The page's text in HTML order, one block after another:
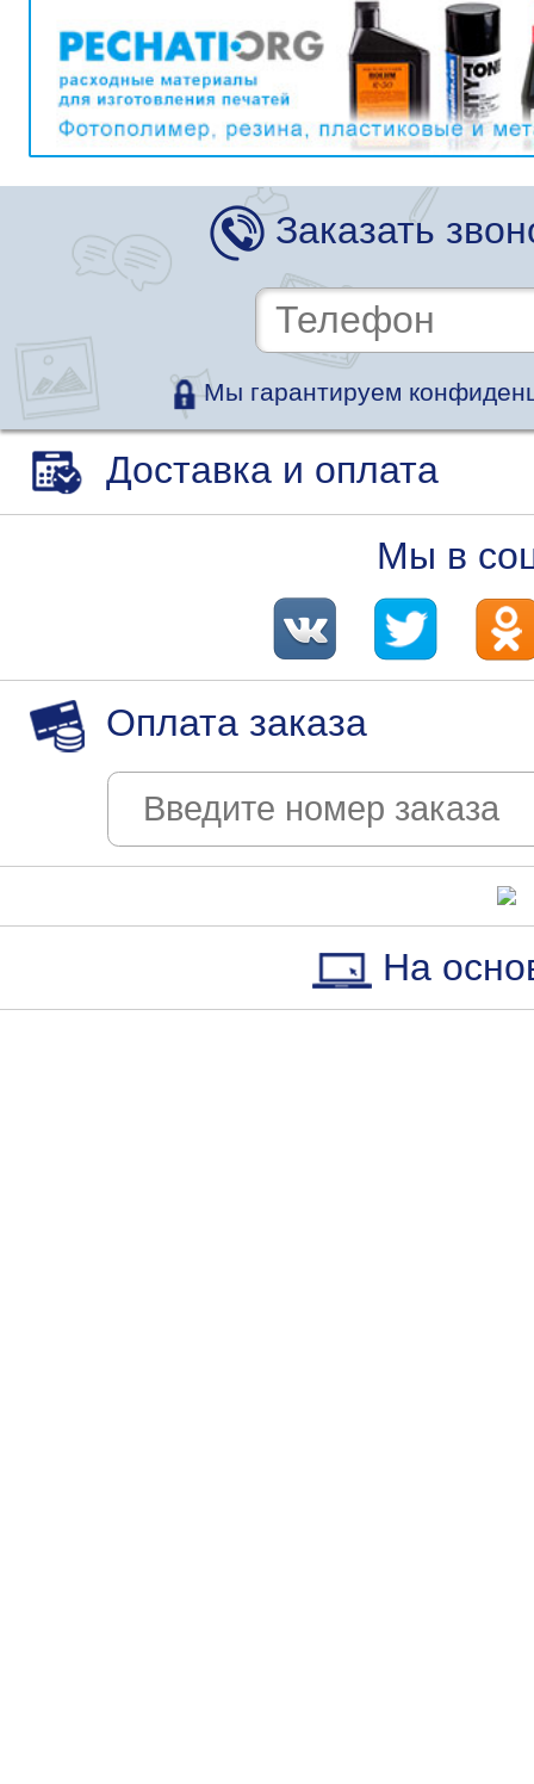
Заказать
Мы гарантируем
Доставка и оплата
Мы в
Оплата заказа
На